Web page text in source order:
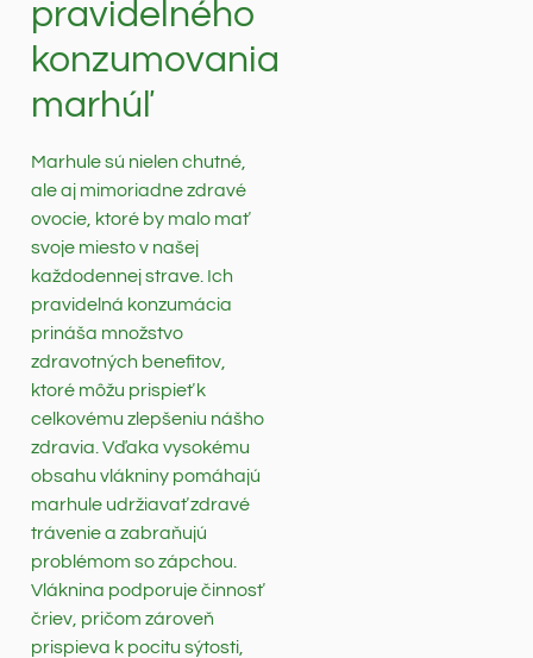
pravidelného
konzumovania
marhúľ
Marhule sú nielen chutné,
ale aj mimoriadne zdravé
ovocie, ktoré by malo mať
svoje miesto v našej
každodennej strave. Ich
pravidelná konzumácia
prináša množstvo
zdravotných benefitov,
ktoré môžu prispieť k
celkovému zlepšeniu nášho
zdravia. Vďaka vysokému
obsahu vlákniny pomáhajú
marhule udržiavať zdravé
trávenie a zabraňujú
problémom so zápchou.
Vláknina podporuje činnosť
čriev, pričom zároveň
prispieva k pocitu sýtosti,